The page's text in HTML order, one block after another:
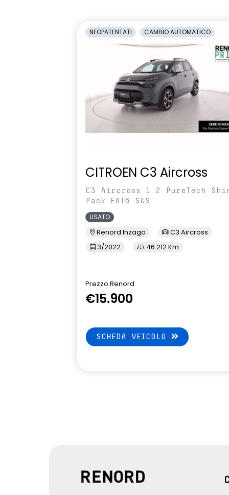
Retrovisori laterali regolabili
elettricamente
Sedile
altezza
Sensori di
Sistema di controllo della
pressione pneumatici indiretto
Sistema di
vigilanza del
Volante in pelle TEP
Volante
profondità
NEOPATENTATI CAMBIO AUTOMATICO
CITROEN C3 Aircross
C3 Aircross 1.2 PureTech
Pack EAT6 S&S
USATO
Renord Inzago
C3 Aircross
3/2022
46.212 Km
Prezzo Renord
€15.900
SCHEDA VEICOLO